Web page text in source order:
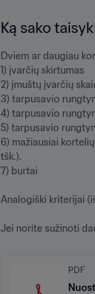
Ką sako
Dviem ar daugiau
1) įvarčių skirtumas
2) įmuštų įvarčių
3) tarpusavio
4) tarpusavio
5) tarpusavio
6) mažiausiai
tšk.).
7) burtai
Analogiški kriterijai
Jei norite sužinoti
PDF